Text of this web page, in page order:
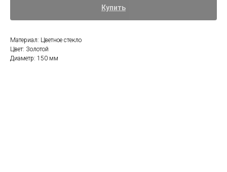
Купить
Материал: Цветное стекло
Цвет: Золотой
Диаметр: 150 мм